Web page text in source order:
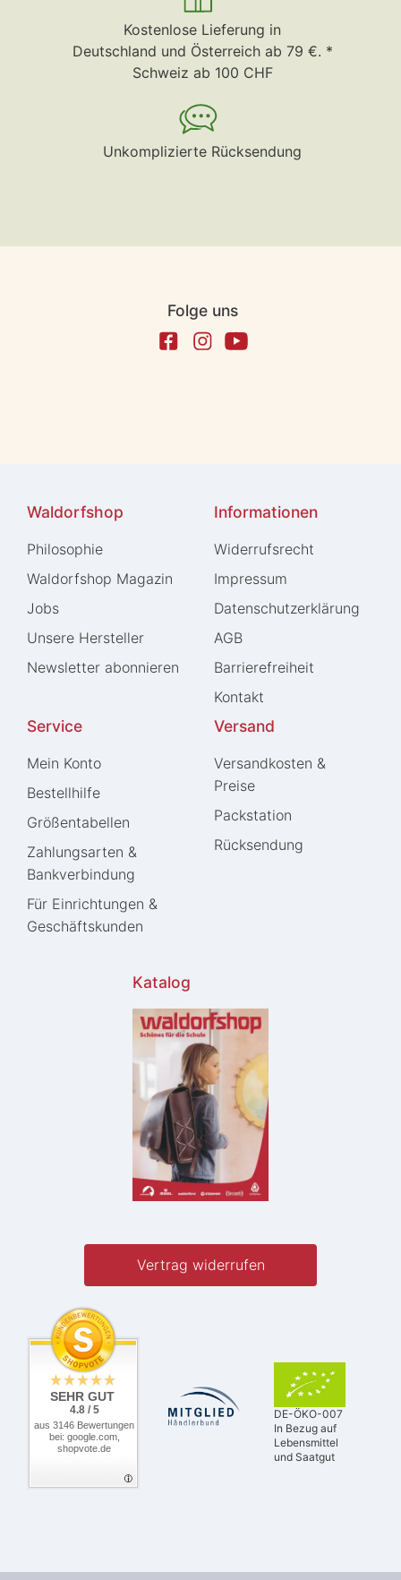
Kostenlose Lieferung in
Deutschland und Österreich ab 79 €. *
Schweiz ab 100 CHF
Unkomplizierte Rücksendung
Folge uns
Waldorfshop
Philosophie
Waldorfshop Magazin
Jobs
Unsere Hersteller
Newsletter abonnieren
Informationen
Widerrufs­recht
Impressum
Daten­schutz­erklärung
AGB
Barrierefreiheit
Kontakt
Service
Mein Konto
Bestellhilfe
Größentabellen
Zahlungsarten &
Bankverbindung
Für Einrichtungen &
Geschäftskunden
Versand
Versandkosten &
Preise
Packstation
Rücksendung
Katalog
Vertrag widerrufen
SEHR GUT
4.8 / 5
aus 3146 Bewertungen
bei: google.com,
shopvote.de
DE-ÖKO-007
In Bezug auf
Lebensmittel
und Saatgut